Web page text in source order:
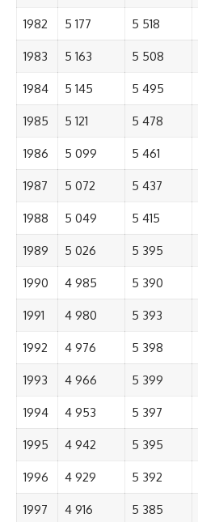
1982 5 177 5 518
1983 5 163 5 508
1984 5 145 5 495
1985 5 121 5 478
1986 5 099 5 461
1987 5 072 5 437
1988 5 049 5 415
1989 5 026 5 395
1990 4 985 5 390
1991 4 980 5 393
1992 4 976 5 398
1993 4 966 5 399
1994 4 953 5 397
1995 4 942 5 395
1996 4 929 5 392
1997 4 916 5 385